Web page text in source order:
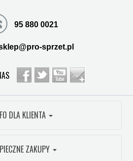
95 880 0021
sprzet.pl
DLA KLIENTA
ZAKUPY